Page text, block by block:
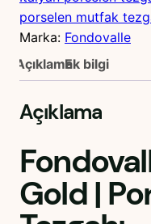
porselen mutfak
Marka: Fondovalle
AçıklamaEk bilgi
Açıklama
Gold|